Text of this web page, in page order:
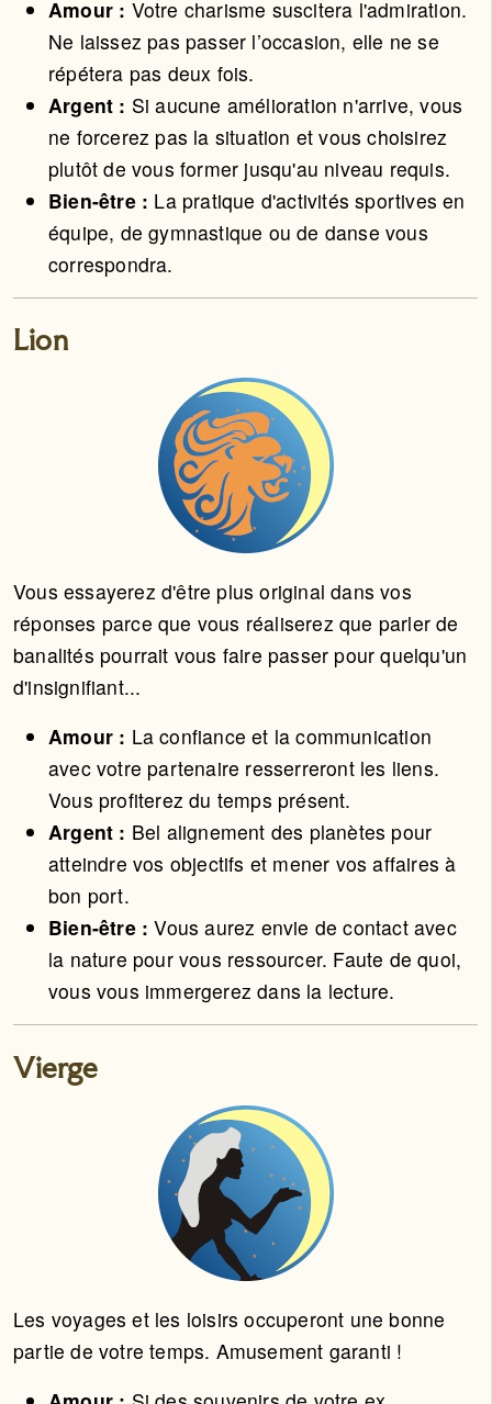
Amour : Votre charisme suscitera l'admiration.
Ne laissez pas passer l’occasion, elle ne se
répétera pas deux fois.
Argent : Si aucune amélioration n'arrive, vous
ne forcerez pas la situation et vous choisirez
plutôt de vous former jusqu'au niveau requis.
Bien-être : La pratique d'activités sportives en
équipe, de gymnastique ou de danse vous
correspondra.
Lion
Vous essayerez d'être plus original dans vos
réponses parce que vous réaliserez que parler de
banalités pourrait vous faire passer pour quelqu'un
d'insignifiant...
Amour : La confiance et la communication
avec votre partenaire resserreront les liens.
Vous profiterez du temps présent.
Argent : Bel alignement des planètes pour
atteindre vos objectifs et mener vos affaires à
bon port.
Bien-être :Vous aurez envie de contact avec
la nature pour vous ressourcer. Faute de quoi,
vous vous immergerez dans la lecture.
Vierge
Les voyages et les loisirs occuperont une bonne
partie de votre temps. Amusement garanti !